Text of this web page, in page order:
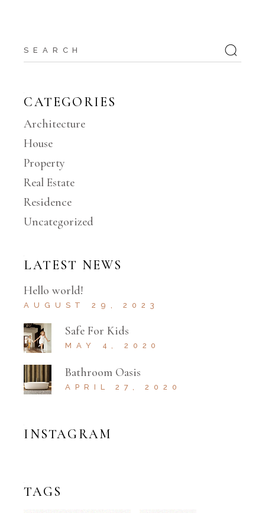
CATEGORIES
Architecture
House
Property
Real Estate
Residence
Uncategorized
LATEST NEWS
Hello world!
AUGUST 29, 2023
Safe For Kids
MAY 4, 2020
Bathroom Oasis
APRIL 27, 2020
INSTAGRAM
TAGS